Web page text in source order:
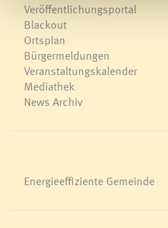
Veröffentlichungsportal
Blackout
Ortsplan
Bürgermeldungen
Veranstaltungskalender
Mediathek
News Archiv
Energieeffiziente Gemeinde